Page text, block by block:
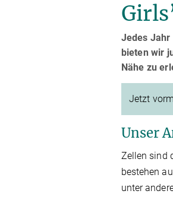
Jedes Jahr
bieten wir
Nähe zu
Jetzt
Unser
Zellen sind
bestehen
unter